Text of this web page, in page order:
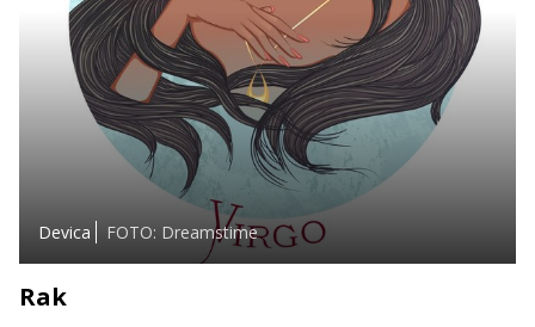
Devica FOTO: Dreamstime
Rak